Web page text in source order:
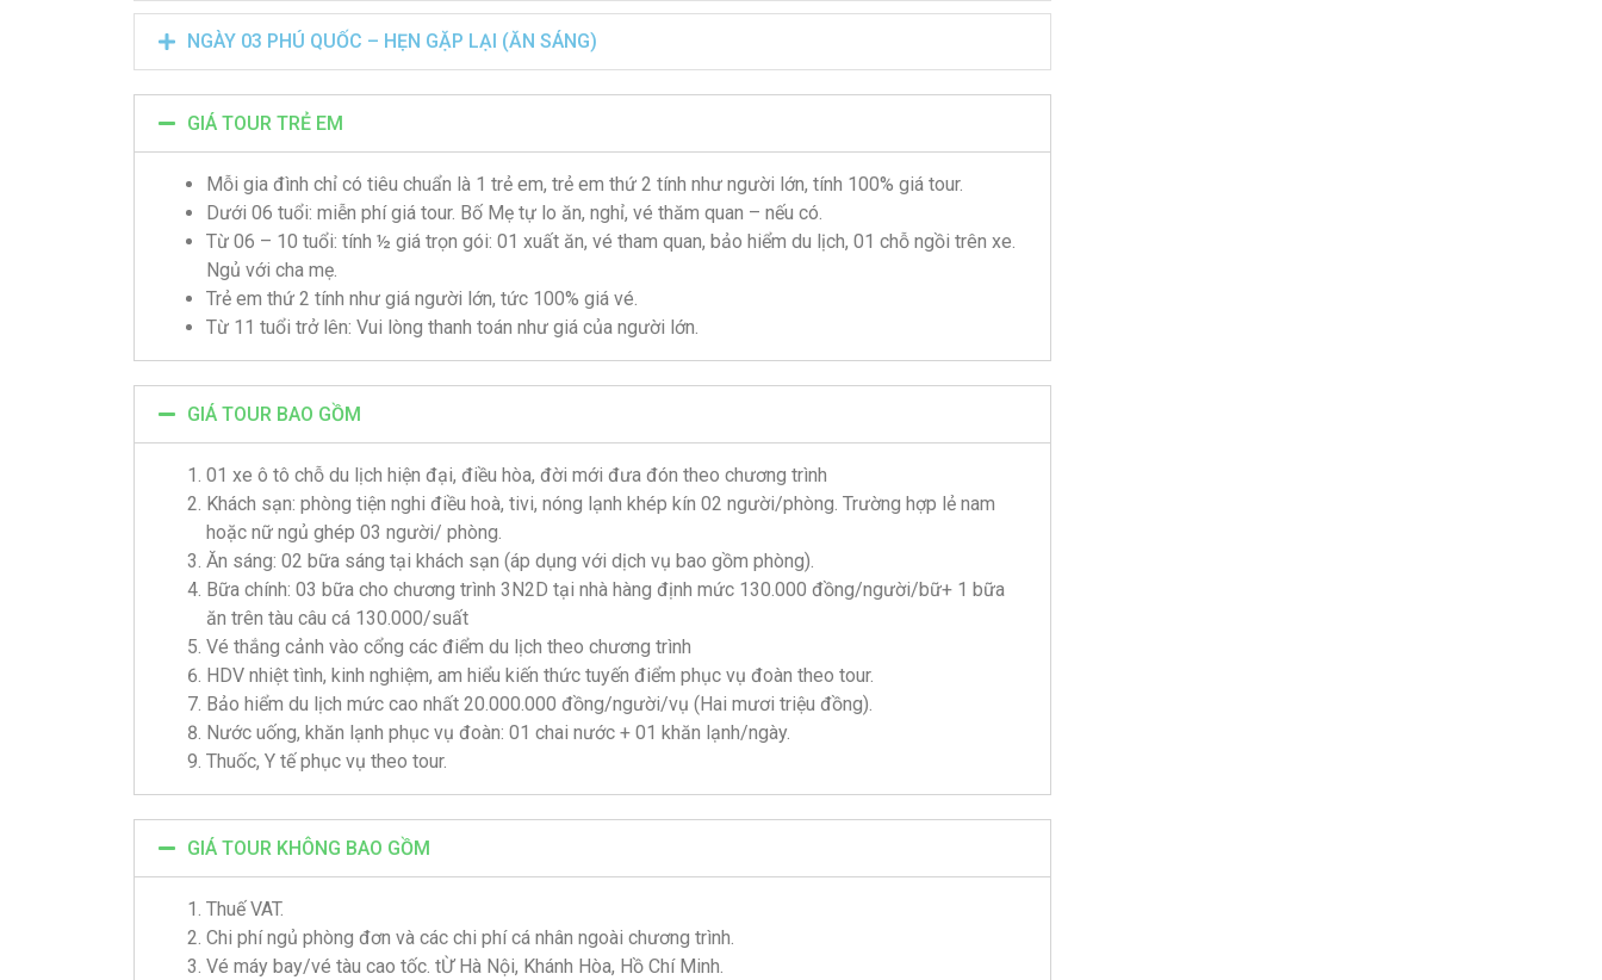
NGÀY 03 PHÚ QUỐC – HẸN GẶP LẠI (ĂN SÁNG)
GIÁ TOUR TRẺ EM
Mỗi gia đình chỉ có tiêu chuẩn là 1 trẻ em, trẻ em thứ 2 tính như người lớn, tính 100% giá tour.
Dưới 06 tuổi: miễn phí giá tour. Bố Mẹ tự lo ăn, nghỉ, vé thăm quan – nếu có.
Từ 06 – 10 tuổi: tính ½ giá trọn gói: 01 xuất ăn, vé tham quan, bảo hiểm du lịch, 01 chỗ ngồi trên xe.
Ngủ với cha mẹ.
Trẻ em thứ 2 tính như giá người lớn, tức 100% giá vé.
Từ 11 tuổi trở lên: Vui lòng thanh toán như giá của người lớn.
GIÁ TOUR BAO GỒM
01 xe ô tô chỗ du lịch hiện đại, điều hòa, đời mới đưa đón theo chương trình
Khách sạn: phòng tiện nghi điều hoà, tivi, nóng lạnh khép kín 02 người/phòng. Trường hợp lẻ nam
hoặc nữ ngủ ghép 03 người/ phòng.
Ăn sáng: 02 bữa sáng tại khách sạn (áp dụng với dịch vụ bao gồm phòng).
Bữa chính: 03 bữa cho chương trình 3N2D tại nhà hàng định mức 130.000 đồng/người/bữ+ 1 bữa
ăn trên tàu câu cá 130.000/suất
Vé thắng cảnh vào cổng các điểm du lịch theo chương trình
HDV nhiệt tình, kinh nghiệm, am hiểu kiến thức tuyến điểm phục vụ đoàn theo tour.
Bảo hiểm du lịch mức cao nhất 20.000.000 đồng/người/vụ (Hai mươi triệu đồng).
Nước uống, khăn lạnh phục vụ đoàn: 01 chai nước + 01 khăn lạnh/ngày.
Thuốc, Y tế phục vụ theo tour.
GIÁ TOUR KHÔNG BAO GỒM
Thuế VAT.
Chi phí ngủ phòng đơn và các chi phí cá nhân ngoài chương trình.
Vé máy bay/vé tàu cao tốc. tỪ Hà Nội, Khánh Hòa, Hồ Chí Minh.